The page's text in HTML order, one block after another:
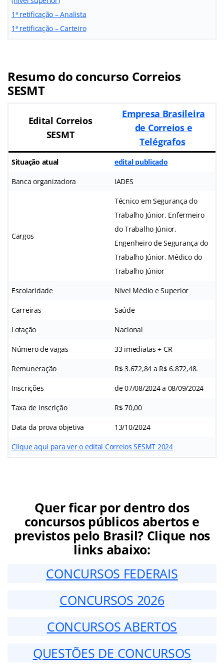
1ª retificação – Analista
1ª retificação – Carteiro
Resumo do concurso Correios
SESMT
Edital Correios
SESMT
Empresa Brasileira
de Correios e
Telégrafos
Situação atual edital publicado
Banca organizadora IADES
Cargos
Técnico em Segurança do
Trabalho Júnior, Enfermeiro
do Trabalho Júnior,
Engenheiro de Segurança do
Trabalho Júnior, Médico do
Trabalho Júnior
Escolaridade Nível Médio e Superior
Carreiras Saúde
Lotação Nacional
Número de vagas 33 imediatas + CR
Remuneração R$ 3.672,84 a R$ 6.872,48.
Inscrições de 07/08/2024 a 08/09/2024
Taxa de inscrição R$ 70,00
Data da prova objetiva 13/10/2024
Clique aqui para ver o edital Correios SESMT 2024
Quer ficar por dentro dos
concursos públicos abertos e
previstos pelo Brasil? Clique nos
links abaixo:
CONCURSOS FEDERAIS
CONCURSOS 2026
CONCURSOS ABERTOS
QUESTÕES DE CONCURSOS